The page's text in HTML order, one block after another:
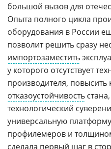
большой вызов для
Опыта полного цикла
оборудования в России
позволит решить сразу
импортозаместить
у которого отсутствует
производителя, повысить
отказоустойчивость
технологический
универсальную
профилемеров и
сделала первый шаг в